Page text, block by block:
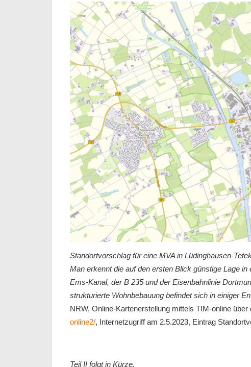
Standortvorschlag für eine MVA in Lüdinghausen-
Man erkennt die auf den ersten Blick günstige Lage
Ems-Kanal, der B 235 und der Eisenbahnlinie
strukturierte Wohnbebauung befindet sich in einiger
NRW, Online-Kartenerstellung mittels TIM-online über
online2/, Internetzugriff am 2.5.2023, Eintrag
Teil II folgt in Kürze.